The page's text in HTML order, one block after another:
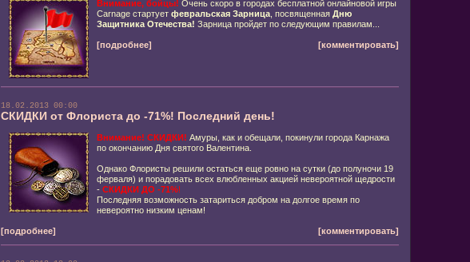
Внимание, бойцы! Очень скоро в городах бесплатной онлайновой игры
Carnage стартует февральская Зарница, посвященная Дню
Защитника Отечества! Зарница пройдет по следующим правилам...
[подробнее] [комментировать]
18.02.2013 00:00
СКИДКИ от Флориста до -71%! Последний день!
Внимание! СКИДКИ! Амуры, как и обещали, покинули города Карнажа
по окончанию Дня святого Валентина.
Однако Флористы решили остаться еще ровно на сутки (до полуночи 19
ферваля) и порадовать всех влюбленных акцией невероятной щедрости
- СКИДКИ ДО -71%!
Последняя возможность затариться добром на долгое время по
невероятно низким ценам!
[подробнее] [комментировать]